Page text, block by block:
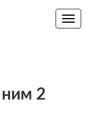
Toggle
ним 2